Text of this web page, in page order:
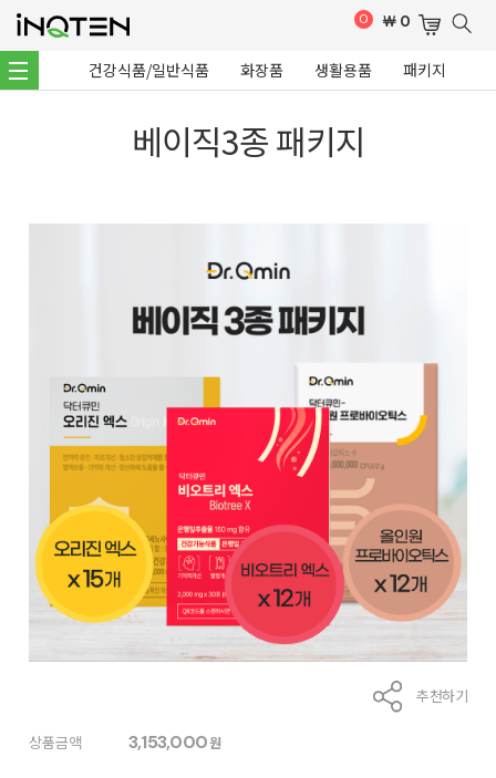
건강식품/일반식품 화장품 생활용품 패키지
0 ￦ 0
베이직3종 패키지
추천하기
상품금액 3,153,000원